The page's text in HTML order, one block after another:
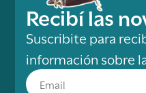
Recibí las
Suscribite para
información sobre